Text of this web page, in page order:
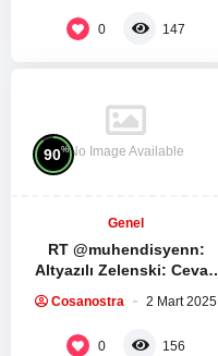
ayında yapılması…
0 147
No Image Available
90%
Genel
RT @muhendisyenn:
Altyazılı Zelenski: Cevap
verebilir miyim? Trump:
Hayır, yeterince konuştun.
ABD Başkanı Donald…
Cosanostra 2 Mart 2025
0 156